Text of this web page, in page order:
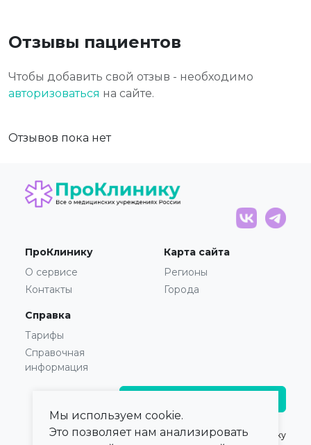
Отзывы пациентов
Чтобы добавить свой отзыв - необходимо
авторизоваться на сайте.
Отзывов пока нет
ПроКлинику
О сервисе
Контакты
Карта сайта
Регионы
Города
Справка
Тарифы
Справочная
информация
© 2021 — 2026,ПроКлинику
Мы используем cookie.
Это позволяет нам анализировать